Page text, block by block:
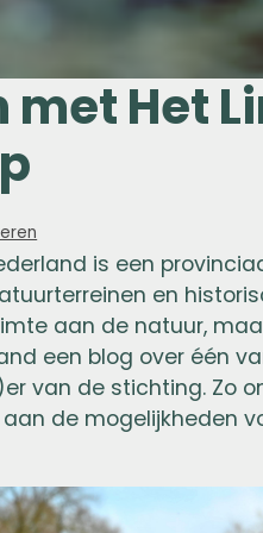
met Het
is een
en
aan de natuur,
een blog over één
van de stichting. Zo
de mogelijkheden